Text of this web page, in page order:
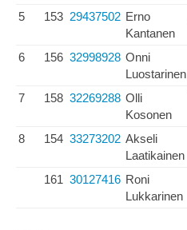
5 153 29437502 Erno
Kantanen
6 156 32998928 Onni
Luostarinen
7 158 32269288 Olli
Kosonen
8 154 33273202 Akseli
Laatikainen
161 30127416 Roni
Lukkarinen